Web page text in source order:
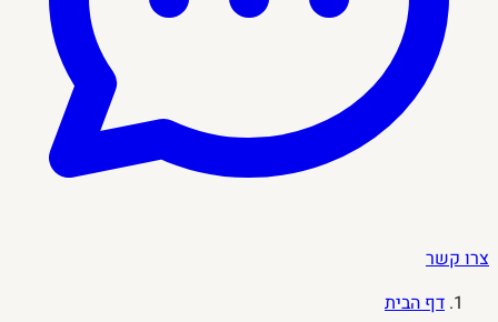
צרו קשר
דף הבית